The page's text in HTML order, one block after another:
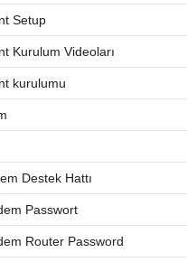
Setup
Kurulum Videoları
kurulumu
Destek Hattı
Passwort
Router Password